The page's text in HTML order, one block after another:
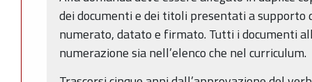
dei documenti e dei titoli presentati a supporto
numerato, datato e firmato. Tutti i documenti
numerazione sia nell’elenco che nel curriculum.